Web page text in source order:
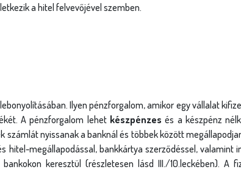
a hitel felvevőjével szemben.
Ilyen pénzforgalom, amikor egy vállalat
A pénzforgalom lehet készpénzes és a készpénz
nyissanak a banknál és többek között
hitel-megállapodással, bankkártya szerződéssel, valamint
keresztül (részletesen lásd III./10.leckében). A